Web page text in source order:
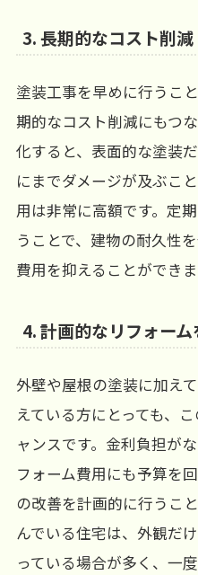
3.長期的なコスト削減
塗装工事を早めに行うこ
期的なコスト削減にもつ
化すると、表面的な塗装
にまでダメージが及ぶこ
用は非常に高額です。定
うことで、建物の耐久性
費用を抑えることができま
4.計画的なリフォー
外壁や屋根の塗装に加え
えている方にとっても、
ャンスです。金利負担が
フォーム費用にも予算を
の改善を計画的に行うこ
んでいる住宅は、外観だ
っている場合が多く、一